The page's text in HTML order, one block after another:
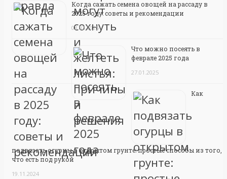
Когда сажать семена овощей на рассаду в
2025 году: советы и рекомендации
03.02.2025
Что можно посеять в
феврале 2025 года
27.01.2025
Как
подвязать огурцы в открытом грунте: простые способы из того,
что есть под рукой
19.11.2024